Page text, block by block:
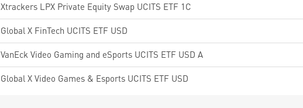
Xtrackers LPX Private Equity Swap UCITS ETF 1C
Global X FinTech UCITS ETF USD
VanEck Video Gaming and eSports UCITS ETF USD A
Global X Video Games & Esports UCITS ETF USD